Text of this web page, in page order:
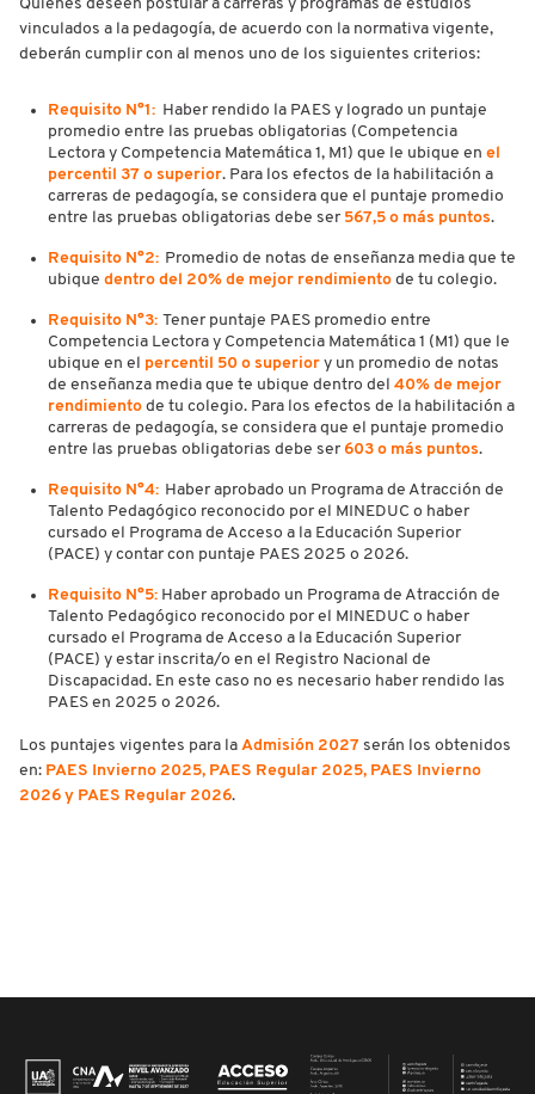
Quienes deseen postular a carreras y programas de estudios
vinculados a la pedagogía, de acuerdo con la normativa vigente,
deberán cumplir con al menos uno de los siguientes criterios:
Requisito N°1: Haber rendido la PAES y logrado un puntaje
promedio entre las pruebas obligatorias (Competencia
Lectora y Competencia Matemática 1, M1) que le ubique en el
percentil 37 o superior. Para los efectos de la habilitación a
carreras de pedagogía, se considera que el puntaje promedio
entre las pruebas obligatorias debe ser 567,5 o más puntos.
Requisito N°2: Promedio de notas de enseñanza media que te
ubique dentro del 20% de mejor rendimiento de tu colegio.
Requisito N°3: Tener puntaje PAES promedio entre
Competencia Lectora y Competencia Matemática 1 (M1) que le
ubique en el percentil 50 o superior y un promedio de notas
de enseñanza media que te ubique dentro del 40% de mejor
rendimiento de tu colegio. Para los efectos de la habilitación a
carreras de pedagogía, se considera que el puntaje promedio
entre las pruebas obligatorias debe ser 603 o más puntos.
Requisito N°4: Haber aprobado un Programa de Atracción de
Talento Pedagógico reconocido por el MINEDUC o haber
cursado el Programa de Acceso a la Educación Superior
(PACE) y contar con puntaje PAES 2025 o 2026.
Requisito N°5: Haber aprobado un Programa de Atracción de
Talento Pedagógico reconocido por el MINEDUC o haber
cursado el Programa de Acceso a la Educación Superior
(PACE) y estar inscrita/o en el Registro Nacional de
Discapacidad. En este caso no es necesario haber rendido las
PAES en 2025 o 2026.
Los puntajes vigentes para la Admisión 2027 serán los obtenidos
en: PAES Invierno 2025, PAES Regular 2025, PAES Invierno
2026 y PAES Regular 2026.